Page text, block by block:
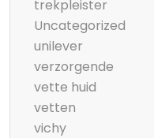
trekpleister
Uncategorized
unilever
verzorgende
vette huid
vetten
vichy